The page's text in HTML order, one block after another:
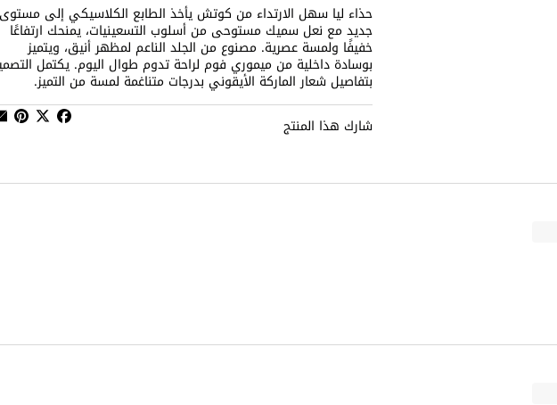
حذاء ليا سهل الارتداء من كوتش يأخذ الطابع الكلاسيكي إلى مستوى
جديد مع نعل سميك مستوحى من أسلوب التسعينيات، يمنحك ارتفاعًا
خفيفًا ولمسة عصرية. مصنوع من الجلد الناعم لمظهر أنيق، ويتميز
بوسادة داخلية من ميموري فوم لراحة تدوم طوال اليوم. يكتمل
بتفاصيل شعار الماركة الأيقوني بدرجات متناغمة لمسة من التميز.
شارك هذا المنتج